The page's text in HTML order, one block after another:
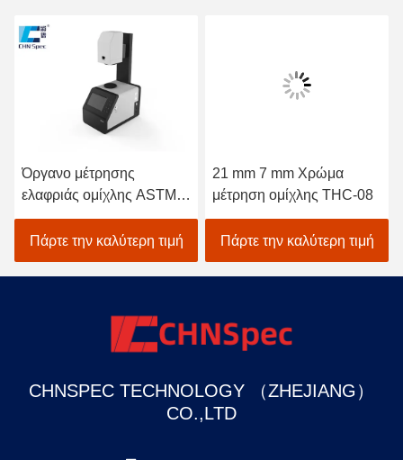
Όργανο μέτρησης
ελαφριάς ομίχλης ASTM
D1003
Πάρτε την καλύτερη τιμή
21 mm 7 mm Χρώμα
μέτρηση ομίχλης THC-08
Πάρτε την καλύτερη τιμή
CHNSPEC TECHNOLOGY （ZHEJIANG）
CO.,LTD